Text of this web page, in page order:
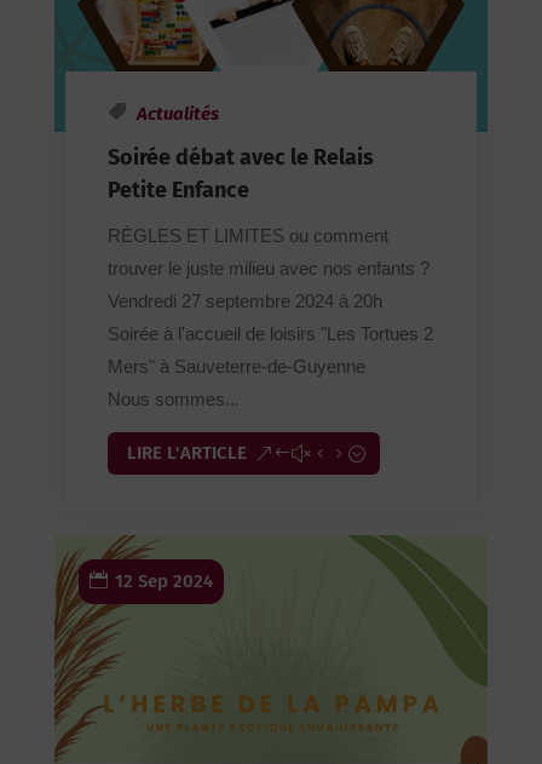
Actualités
Soirée débat avec le Relais
Petite Enfance
RÈGLES ET LIMITES ou comment
trouver le juste milieu avec nos enfants ?
Vendredi 27 septembre 2024 à 20h
Soirée à l'accueil de loisirs "Les Tortues 2
Mers" à Sauveterre-de-Guyenne
Nous sommes...
LIRE L'ARTICLE
12 Sep 2024